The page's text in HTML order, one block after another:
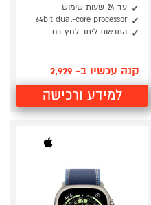
עד 24 שעות שימוש
64bit dual-core processor
התראות ליתר־לחץ דם
קנה עכשיו ב- 2,929
למידע ורכישה